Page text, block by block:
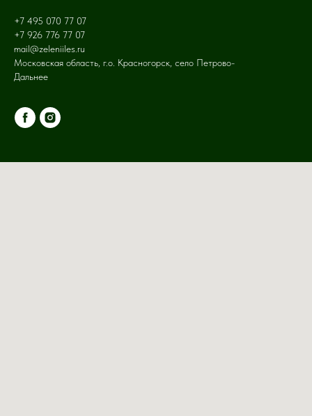
+7 495 070 77 07
+7 926 776 77 07
mail@zeleniiles.ru
Московская область, г.о. Красногорск, село Петрово-
Дальнее